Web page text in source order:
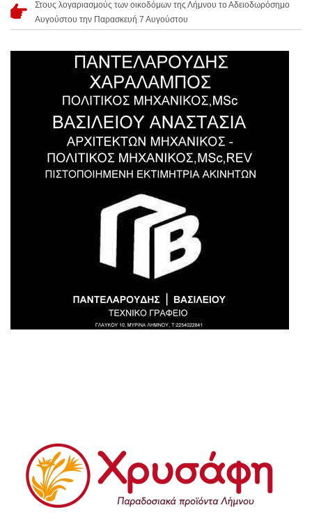
Στους λογαριασμούς των οικοδόμων της Λήμνου το Αδειοδωρόσημο
Αυγούστου την Παρασκευή 7 Αυγούστου